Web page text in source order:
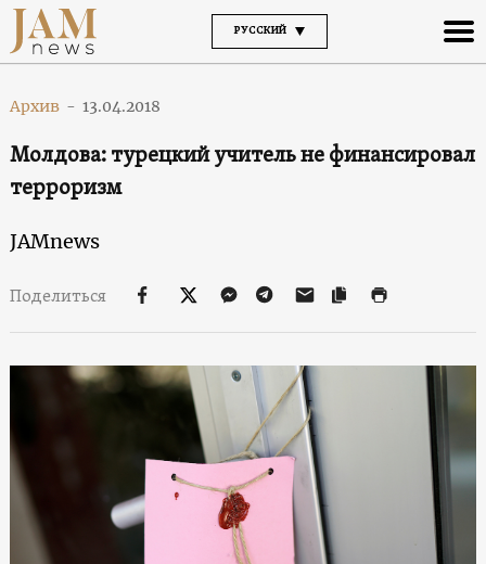
РУССКИЙ
Архив - 13.04.2018
Молдова: турецкий учитель не финансировал
терроризм
JAMnews
Поделиться